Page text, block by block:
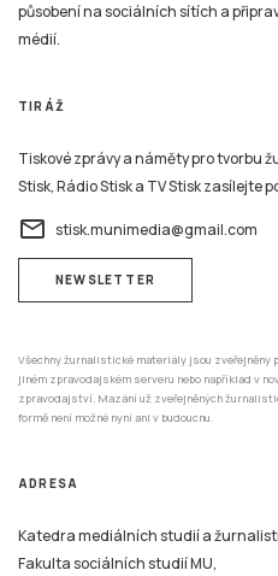
působení na sociálních sítích a
médií.
TIRÁŽ
Tiskové zprávy a náměty pro tvorbu
Stisk, Rádio Stisk a TV Stisk zasílejte
email stisk.munimedia@gmail.com
NEWSLETTER
Všechny žurnalistické materiály jsou zveřejněny
jiném zpravodajském serveru nebo například v
zpravodajství. Mazání už zveřejněných
formě není možné nyní ani v budoucnu.
ADRESA
Katedra mediálních studií a
Fakulta sociálních studií MU,